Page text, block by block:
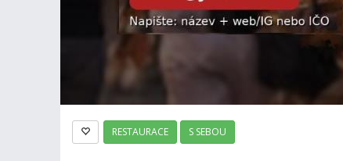
RESTAURACE S SEBOU